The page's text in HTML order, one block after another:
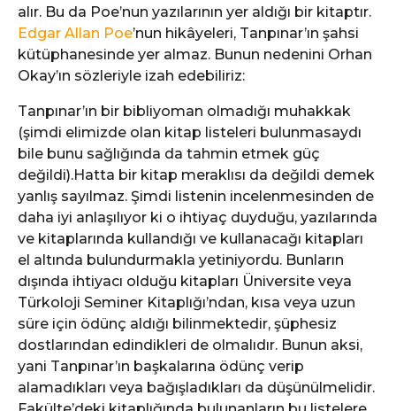
alır. Bu da Poe’nun yazılarının yer aldığı bir kitaptır.
Edgar Allan Poe’nun hikâyeleri, Tanpınar’ın şahsi
kütüphanesinde yer almaz. Bunun nedenini Orhan
Okay’ın sözleriyle izah edebiliriz:
Tanpınar’ın bir bibliyoman olmadığı muhakkak
(şimdi elimizde olan kitap listeleri bulunmasaydı
bile bunu sağlığında da tahmin etmek güç
değildi).Hatta bir kitap meraklısı da değildi demek
yanlış sayılmaz. Şimdi listenin incelenmesinden de
daha iyi anlaşılıyor ki o ihtiyaç duyduğu, yazılarında
ve kitaplarında kullandığı ve kullanacağı kitapları
el altında bulundurmakla yetiniyordu. Bunların
dışında ihtiyacı olduğu kitapları Üniversite veya
Türkoloji Seminer Kitaplığı’ndan, kısa veya uzun
süre için ödünç aldığı bilinmektedir, şüphesiz
dostlarından edindikleri de olmalıdır. Bunun aksi,
yani Tanpınar’ın başkalarına ödünç verip
alamadıkları veya bağışladıkları da düşünülmelidir.